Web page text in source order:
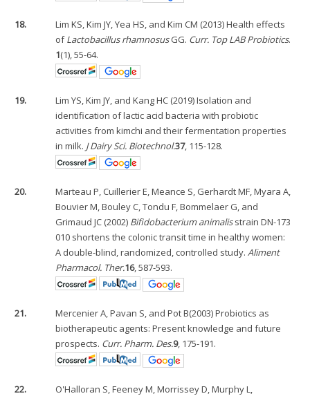
18.
Lim KS, Kim JY, Yea HS, and Kim CM (2013) Health effects
ofLactobacillus rhamnosusGG. Curr. Top LAB Probiotics.
1(1), 55-64.
19.
Lim YS, Kim JY, and Kang HC (2019) Isolation and
identification of lactic acid bacteria with probiotic
activities from kimchi and their fermentation properties
in milk. J Dairy Sci. Biotechnol.37, 115-128.
20.
Marteau P, Cuillerier E, Meance S, Gerhardt MF, Myara A,
Bouvier M, Bouley C, Tondu F, Bommelaer G, and
Grimaud JC (2002) Bifidobacterium animalisstrain DN-173
010 shortens the colonic transit time in healthy women:
A double-blind, randomized, controlled study.Aliment
Pharmacol. Ther.16, 587-593.
21.
Mercenier A, Pavan S, and Pot B(2003) Probiotics as
biotherapeutic agents: Present knowledge and future
prospects. Curr. Pharm. Des.9, 175-191.
22.
O'Halloran S, Feeney M, Morrissey D, Murphy L,